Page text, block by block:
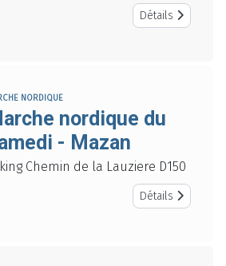
Détails
NORDIQUE
nordique du
- Mazan
Chemin de la Lauziere D150
Détails